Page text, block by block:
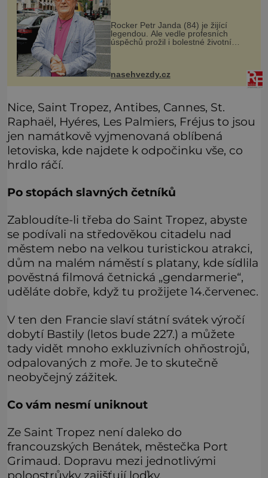
Rocker Petr Janda (84) je žijící
legendou. Ale vedle profesních
úspěchů prožil i bolestné životní
zkoušky. Zpěvák Petr Janda (84),
frontman skupiny Olympic, je otcem
nasehvezdy.cz
Nice, Saint Tropez, Antibes, Cannes, St.
Raphaël, Hyéres, Les Palmiers, Fréjus to jsou
jen namátkově vyjmenovaná oblíbená
letoviska, kde najdete k odpočinku vše, co
hrdlo ráčí.
Po stopách slavných četníků
Zabloudíte-li třeba do Saint Tropez, abyste
se podívali na středověkou citadelu nad
městem nebo na velkou turistickou atrakci,
dům na malém náměstí s platany, kde sídlila
pověstná filmová četnická „gendarmerie“,
uděláte dobře, když tu prožijete 14.červenec.
V ten den Francie slaví státní svátek výročí
dobytí Bastily (letos bude 227.) a můžete
tady vidět mnoho exkluzivních ohňostrojů,
odpalovaných z moře. Je to skutečně
neobyčejný zážitek.
Co vám nesmí uniknout
Ze Saint Tropez není daleko do
francouzských Benátek, městečka Port
Grimaud. Dopravu mezi jednotlivými